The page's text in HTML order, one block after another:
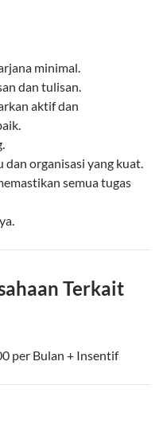
minimal.
dan tulisan.
aktif dan
organisasi yang kuat.
semua tugas
Terkait
per Bulan + Insentif